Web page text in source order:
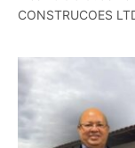
CONSTRUCOES